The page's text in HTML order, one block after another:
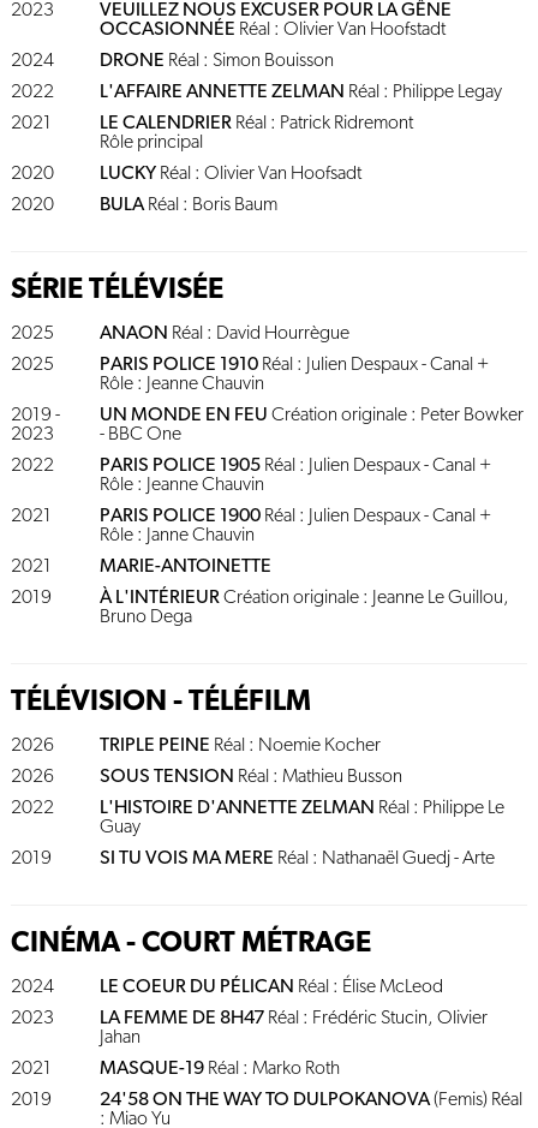
2023
VEUILLEZ NOUS EXCUSER POUR LA GÊNE
OCCASIONNÉE Réal : Olivier Van Hoofstadt
2024
DRONE Réal : Simon Bouisson
2022
L'AFFAIRE ANNETTE ZELMAN Réal : Philippe Legay
2021
LE CALENDRIERRéal : Patrick Ridremont
Rôle principal
2020
LUCKYRéal : Olivier Van Hoofsadt
2020
BULARéal : Boris Baum
SÉRIE TÉLÉVISÉE
2025 ANAON Réal : David Hourrègue
2025
PARIS POLICE 1910Réal : Julien Despaux - Canal +
Rôle : Jeanne Chauvin
2019 -
2023
UN MONDE EN FEU Création originale : Peter Bowker
- BBC One
2022
PARIS POLICE 1905Réal : Julien Despaux - Canal +
Rôle : Jeanne Chauvin
2021
PARIS POLICE 1900Réal : Julien Despaux - Canal +
Rôle : Janne Chauvin
2021
MARIE-ANTOINETTE
2019
À L'INTÉRIEURCréation originale : Jeanne Le Guillou,
Bruno Dega
TÉLÉVISION - TÉLÉFILM
2026 TRIPLE PEINE Réal : Noemie Kocher
2026
SOUS TENSION Réal : Mathieu Busson
2022
L'HISTOIRE D'ANNETTE ZELMAN Réal : Philippe Le
Guay
2019
SI TU VOIS MA MERE Réal : Nathanaël Guedj - Arte
CINÉMA - COURT MÉTRAGE
2024 LE COEUR DU PÉLICAN Réal : Élise McLeod
2023
LA FEMME DE 8H47Réal : Frédéric Stucin, Olivier
Jahan
2021
MASQUE-19Réal : Marko Roth
2019
24'58 ON THE WAY TO DULPOKANOVA(Femis) Réal
: Miao Yu